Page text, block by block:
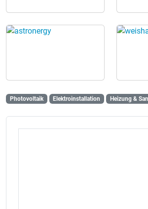
Photovoltaik Elektroinstallation Heizung &